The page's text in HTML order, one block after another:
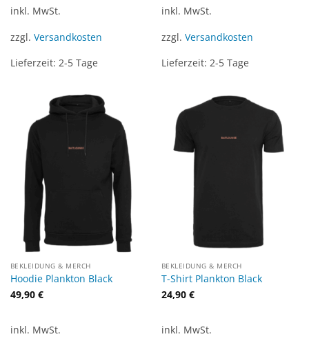
inkl. MwSt.
zzgl. Versandkosten
Lieferzeit: 2-5 Tage
inkl. MwSt.
zzgl. Versandkosten
Lieferzeit: 2-5 Tage
BEKLEIDUNG & MERCH
Hoodie Plankton Black
49,90 €
inkl. MwSt.
BEKLEIDUNG & MERCH
T-Shirt Plankton Black
24,90 €
inkl. MwSt.